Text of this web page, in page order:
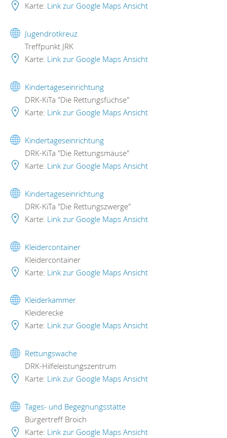
Karte: Link zur Google Maps Ansicht
Jugendrotkreuz
Treffpunkt JRK
Karte: Link zur Google Maps Ansicht
Kindertageseinrichtung
DRK-KiTa "Die Rettungsfüchse"
Karte: Link zur Google Maps Ansicht
Kindertageseinrichtung
DRK-KiTa "Die Rettungsmäuse"
Karte: Link zur Google Maps Ansicht
Kindertageseinrichtung
DRK-KiTa "Die Rettungszwerge"
Karte: Link zur Google Maps Ansicht
Kleidercontainer
Kleidercontainer
Karte: Link zur Google Maps Ansicht
Kleiderkammer
Kleiderecke
Karte: Link zur Google Maps Ansicht
Rettungswache
DRK-Hilfeleistungszentrum
Karte: Link zur Google Maps Ansicht
Tages- und Begegnungsstätte
Bürgertreff Broich
Karte: Link zur Google Maps Ansicht